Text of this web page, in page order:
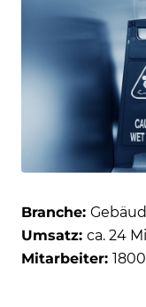
Branche:
Umsatz: ca. 24
Mitarbeiter: 1800